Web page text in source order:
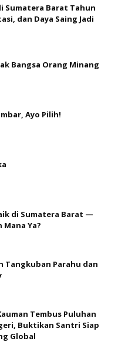
Sumatera Barat Tahun
dan Daya Saing Jadi
Bangsa Orang Minang
Ayo Pilih!
di Sumatera Barat —
Ya?
Tangkuban Parahu dan
Tembus Puluhan
Buktikan Santri Siap
Global